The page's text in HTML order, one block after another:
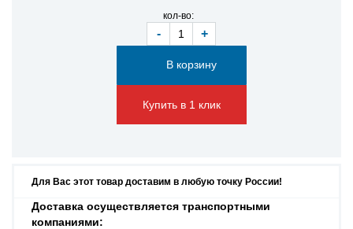
кол-во:
- +
Купить в 1 клик
Для Вас этот товар доставим в любую точку России!
Доставка осуществляется транспортными
компаниями: